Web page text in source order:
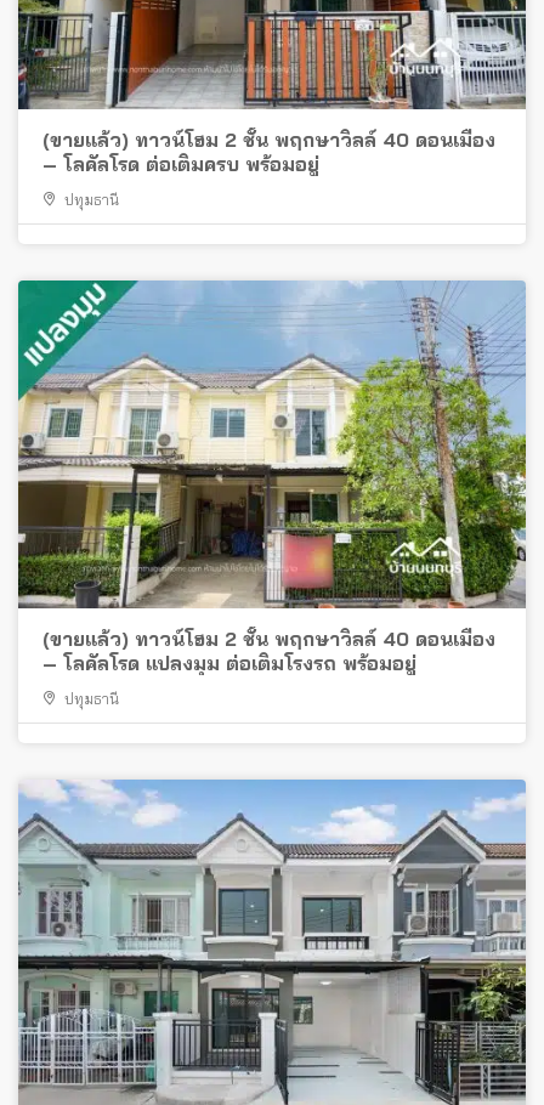
(ขายแล้ว) ทาวน์โฮม 2 ชั้น พฤกษาวิลล์ 40 ดอนเมือง
– โลคัลโรด ต่อเติมครบ พร้อมอยู่
ปทุมธานี
(ขายแล้ว) ทาวน์โฮม 2 ชั้น พฤกษาวิลล์ 40 ดอนเมือง
– โลคัลโรด แปลงมุม ต่อเติมโรงรถ พร้อมอยู่
ปทุมธานี